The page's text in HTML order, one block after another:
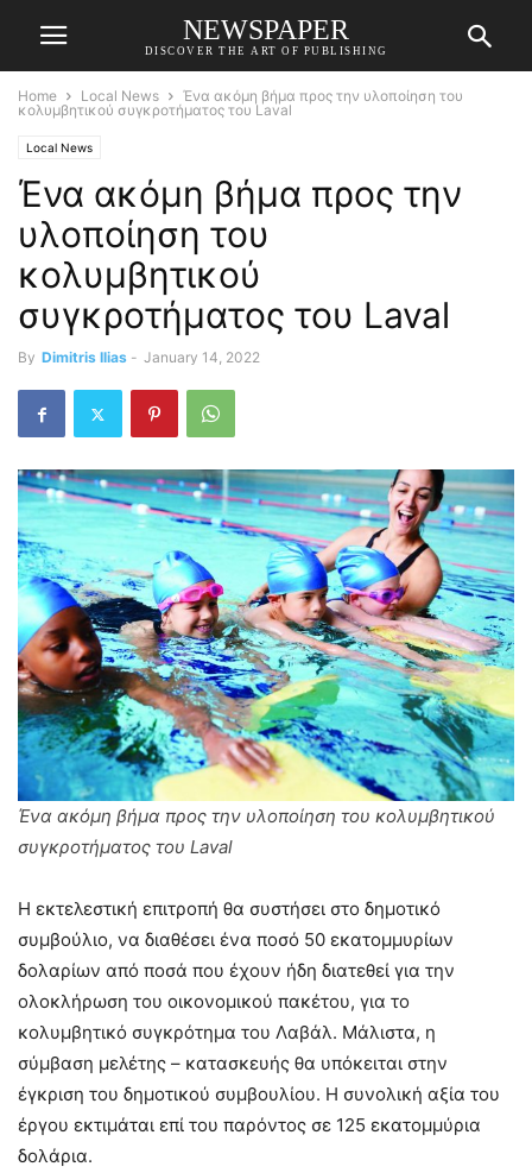
NEWSPAPER
DISCOVER THE ART OF PUBLISHING
Home Local News
Ένα ακόμη βήμα προς την υλοποίηση του
κολυμβητικού συγκροτήματος του Laval
Local News
Ένα ακόμη βήμα προς την
υλοποίηση του
κολυμβητικού
συγκροτήματος του Laval
By Dimitris Ilias - January 14, 2022
Ένα ακόμη βήμα προς την υλοποίηση του κολυμβητικού
συγκροτήματος του Laval
Η εκτελεστική επιτροπή θα συστήσει στο δημοτικό
συμβούλιο, να διαθέσει ένα ποσό 50 εκατομμυρίων
δολαρίων από ποσά που έχουν ήδη διατεθεί για την
ολοκλήρωση του οικονομικού πακέτου, για το
κολυμβητικό συγκρότημα του Λαβάλ. Μάλιστα, η
σύμβαση μελέτης – κατασκευής θα υπόκειται στην
έγκριση του δημοτικού συμβουλίου. Η συνολική αξία του
έργου εκτιμάται επί του παρόντος σε 125 εκατομμύρια
δολάρια.